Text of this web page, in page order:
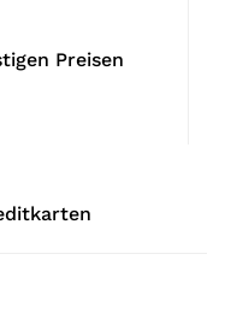
Preisen